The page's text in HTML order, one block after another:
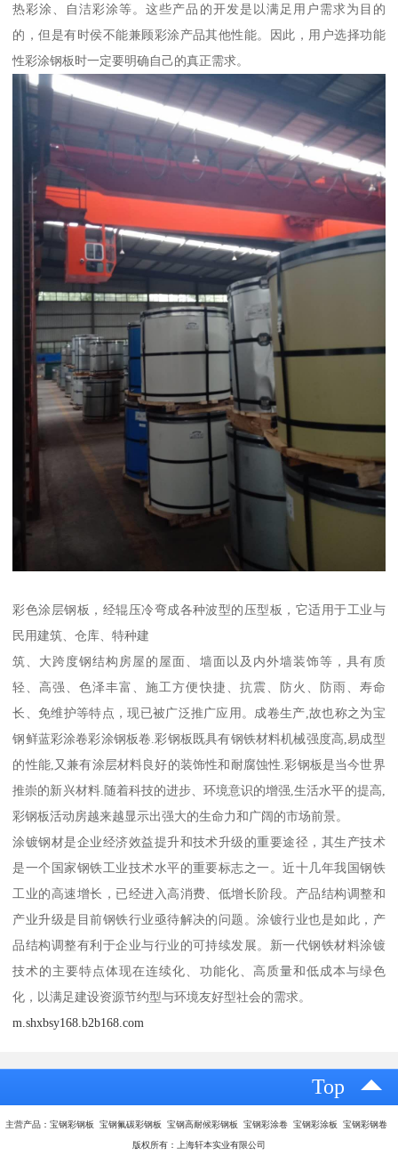
热彩涂、自洁彩涂等。这些产品的开发是以满足用户需求为目的
的，但是有时侯不能兼顾彩涂产品其他性能。因此，用户选择功能
性彩涂钢板时一定要明确自己的真正需求。
彩色涂层钢板，经辊压冷弯成各种波型的压型板，它适用于工业与
民用建筑、仓库、特种建
筑、大跨度钢结构房屋的屋面、墙面以及内外墙装饰等，具有质
轻、高强、色泽丰富、施工方便快捷、抗震、防火、防雨、寿命
长、免维护等特点，现已被广泛推广应用。成卷生产,故也称之为宝
钢鲜蓝彩涂卷彩涂钢板卷.彩钢板既具有钢铁材料机械强度高,易成型
的性能,又兼有涂层材料良好的装饰性和耐腐蚀性.彩钢板是当今世界
推崇的新兴材料.随着科技的进步、环境意识的增强,生活水平的提高,
彩钢板活动房越来越显示出强大的生命力和广阔的市场前景。
涂镀钢材是企业经济效益提升和技术升级的重要途径，其生产技术
是一个国家钢铁工业技术水平的重要标志之一。近十几年我国钢铁
工业的高速增长，已经进入高消费、低增长阶段。产品结构调整和
产业升级是目前钢铁行业亟待解决的问题。涂镀行业也是如此，产
品结构调整有利于企业与行业的可持续发展。新一代钢铁材料涂镀
技术的主要特点体现在连续化、功能化、高质量和低成本与绿色
化，以满足建设资源节约型与环境友好型社会的需求。
m.shxbsy168.b2b168.com
Top
主营产品：宝钢彩钢板 宝钢氟碳彩钢板 宝钢高耐候彩钢板 宝钢彩涂卷 宝钢彩涂板 宝钢彩钢卷
版权所有：上海轩本实业有限公司